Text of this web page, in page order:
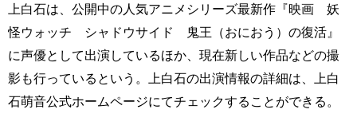
上白石は、公開中の人気アニメシリーズ最新作『映画 妖
怪ウォッチ シャドウサイド 鬼王（おにおう）の復活』
に声優として出演しているほか、現在新しい作品などの撮
影も行っているという。上白石の出演情報の詳細は、上白
石萌音公式ホームページにてチェックすることができる。